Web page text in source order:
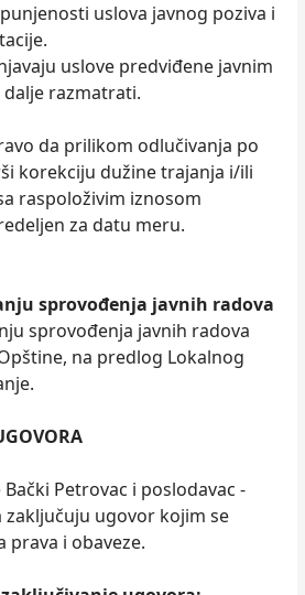
uslova javnog poziva i
uslove predviđene javnim
razmatrati.
da prilikom odlučivanja po
korekciju dužine trajanja i/ili
raspoloživim iznosom
za datu meru.
sprovođenja javnih radova
sprovođenja javnih radova
na predlog Lokalnog
Petrovac i poslodavac -
zaključuju ugovor kojim se
prava i obaveze.